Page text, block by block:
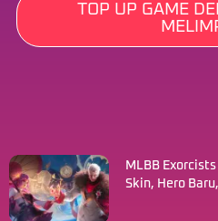
TOP UP GAME
MLBB
Skin, Hero